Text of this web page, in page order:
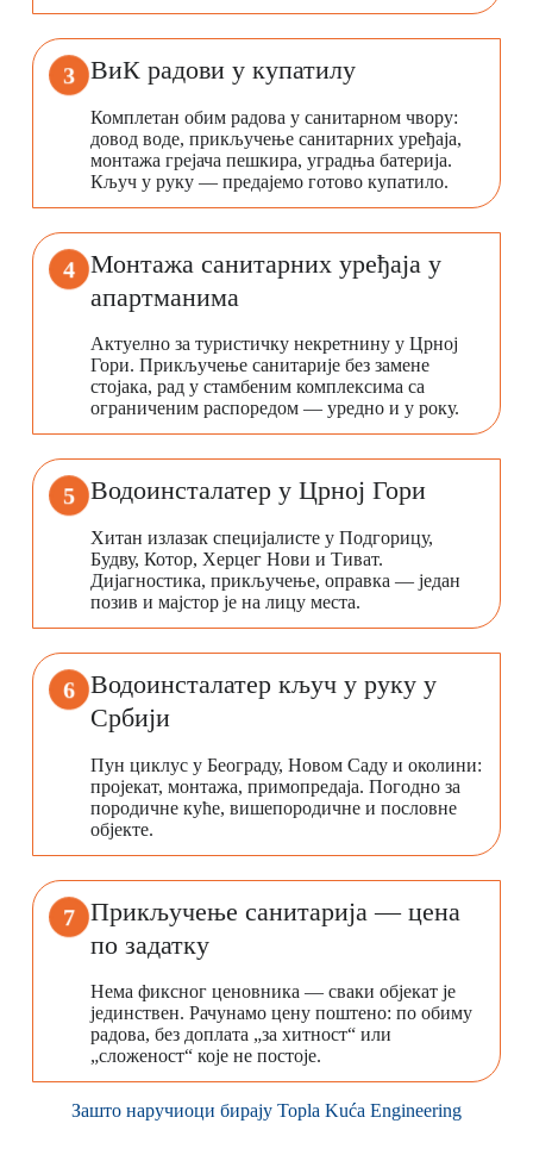
3 ВиК радови у купатилу
Комплетан обим радова у санитарном чвору:
довод воде, прикључење санитарних уређаја,
монтажа грејача пешкира, уградња батерија.
Кључ у руку — предајемо готово купатило.
4 Монтажа санитарних уређаја у
апартманима
Актуелно за туристичку некретнину у Црној
Гори. Прикључење санитарије без замене
стојака, рад у стамбеним комплексима са
ограниченим распоредом — уредно и у року.
5 Водоинсталатер у Црној Гори
Хитан излазак специјалисте у Подгорицу,
Будву, Котор, Херцег Нови и Тиват.
Дијагностика, прикључење, оправка — један
позив и мајстор је на лицу места.
6 Водоинсталатер кључ у руку у
Србији
Пун циклус у Београду, Новом Саду и околини:
пројекат, монтажа, примопредаја. Погодно за
породичне куће, вишепородичне и пословне
објекте.
7 Прикључење санитарија — цена
по задатку
Нема фиксног ценовника — сваки објекат је
јединствен. Рачунамо цену поштено: по обиму
радова, без доплата „за хитност“ или
„сложеност“ које не постоје.
Зашто наручиоци бирају Topla Kuća Engineering